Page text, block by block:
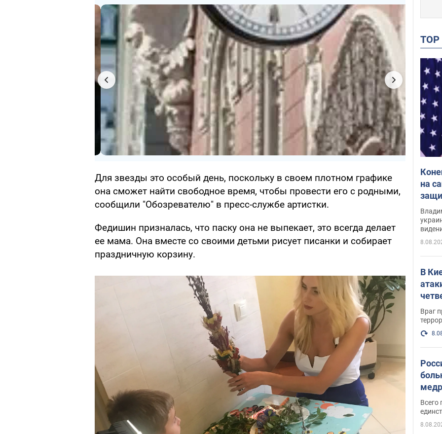
Для звезды это особый день, поскольку в своем плотном графике
она сможет найти свободное время, чтобы провести его с родными,
сообщили "Обозревателю" в пресс-службе артистки.
Федишин призналась, что паску она не выпекает, это всегда делает
ее мама. Она вместе со своими детьми рисует писанки и собирает
праздничную корзину.
на
В
Враг
Всего